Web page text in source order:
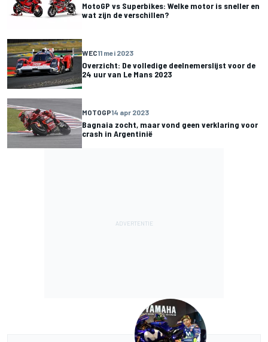
MotoGP vs Superbikes: Welke motor is sneller en
wat zijn de verschillen?
WEC11 mei 2023
Overzicht: De volledige deelnemerslijst voor de
24 uur van Le Mans 2023
MOTOGP14 apr 2023
Bagnaia zocht, maar vond geen verklaring voor
crash in Argentinië